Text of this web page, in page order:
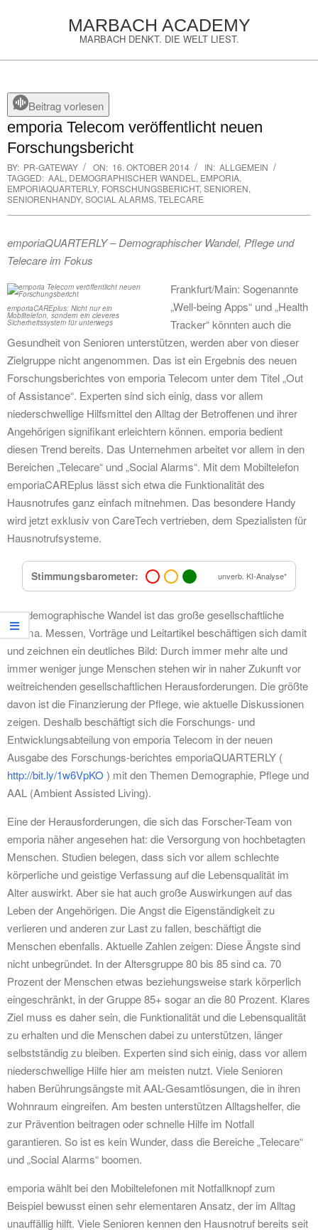
MARBACH ACADEMY
MARBACH DENKT. DIE WELT LIEST.
Menu Beitrag vorlesen
emporia Telecom veröffentlicht neuen
Forschungsbericht
BY: PR-GATEWAY ON: 16. OKTOBER 2014 IN: ALLGEMEIN
TAGGED: AAL , DEMOGRAPHISCHER WANDEL , EMPORIA,
EMPORIAQUARTERLY, FORSCHUNGSBERICHT, SENIOREN,
SENIORENHANDY, SOCIAL ALARMS, TELECARE
emporiaQUARTERLY – Demographischer Wandel, Pflege und
Telecare im Fokus
emporiaCAREplus: Nicht nur ein
Mobiltelefon, sondern ein cleveres
Sicherheitssystem für unterwegs
Frankfurt/Main: Sogenannte
„Well-being Apps“ und „Health
Tracker“ könnten auch die
Gesundheit von Senioren unterstützen, werden aber von dieser
Zielgruppe nicht angenommen. Das ist ein Ergebnis des neuen
Forschungsberichtes von emporia Telecom unter dem Titel „Out
of Assistance“. Experten sind sich einig, dass vor allem
niederschwellige Hilfsmittel den Alltag der Betroffenen und ihrer
Angehörigen signifikant erleichtern können. emporia bedient
diesen Trend bereits. Das Unternehmen arbeitet vor allem in den
Bereichen „Telecare“ und „Social Alarms“. Mit dem Mobiltelefon
emporiaCAREplus lässt sich etwa die Funktionalität des
Hausnotrufes ganz einfach mitnehmen. Das besondere Handy
wird jetzt exklusiv von CareTech vertrieben, dem Spezialisten für
Hausnotrufsysteme.
Stimmungsbarometer: unverb. KI-Analyse*
Der demographische Wandel ist das große gesellschaftliche
Thema. Messen, Vorträge und Leitartikel beschäftigen sich damit
und zeichnen ein deutliches Bild: Durch immer mehr alte und
immer weniger junge Menschen stehen wir in naher Zukunft vor
weitreichenden gesellschaftlichen Herausforderungen. Die größte
davon ist die Finanzierung der Pflege, wie aktuelle Diskussionen
zeigen. Deshalb beschäftigt sich die Forschungs- und
Entwicklungsabteilung von emporia Telecom in der neuen
Ausgabe des Forschungs-berichtes emporiaQUARTERLY (
http://bit.ly/1w6VpKO ) mit den Themen Demographie, Pflege und
AAL (Ambient Assisted Living).
Eine der Herausforderungen, die sich das Forscher-Team von
emporia näher angesehen hat: die Versorgung von hochbetagten
Menschen. Studien belegen, dass sich vor allem schlechte
körperliche und geistige Verfassung auf die Lebensqualität im
Alter auswirkt. Aber sie hat auch große Auswirkungen auf das
Leben der Angehörigen. Die Angst die Eigenständigkeit zu
verlieren und anderen zur Last zu fallen, beschäftigt die
Menschen ebenfalls. Aktuelle Zahlen zeigen: Diese Ängste sind
nicht unbegründet. In der Altersgruppe 80 bis 85 sind ca. 70
Prozent der Menschen etwas beziehungsweise stark körperlich
eingeschränkt, in der Gruppe 85+ sogar an die 80 Prozent. Klares
Ziel muss es daher sein, die Funktionalität und die Lebensqualität
zu erhalten und die Menschen dabei zu unterstützen, länger
selbstständig zu bleiben. Experten sind sich einig, dass vor allem
niederschwellige Hilfe hier am meisten nutzt. Viele Senioren
haben Berührungsängste mit AAL-Gesamtlösungen, die in ihren
Wohnraum eingreifen. Am besten unterstützen Alltagshelfer, die
zur Prävention beitragen oder schnelle Hilfe im Notfall
garantieren. So ist es kein Wunder, dass die Bereiche „Telecare“
und „Social Alarms“ boomen.
emporia wählt bei den Mobiltelefonen mit Notfallknopf zum
Beispiel bewusst einen sehr elementaren Ansatz, der im Alltag
unauffällig hilft. Viele Senioren kennen den Hausnotruf bereits seit